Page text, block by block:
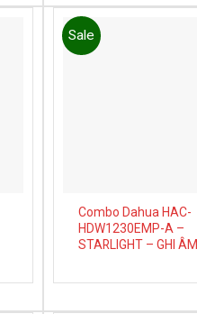
Sale
Combo Dahua HAC-
HDW1230EMP-A –
STARLIGHT – GHI ÂM